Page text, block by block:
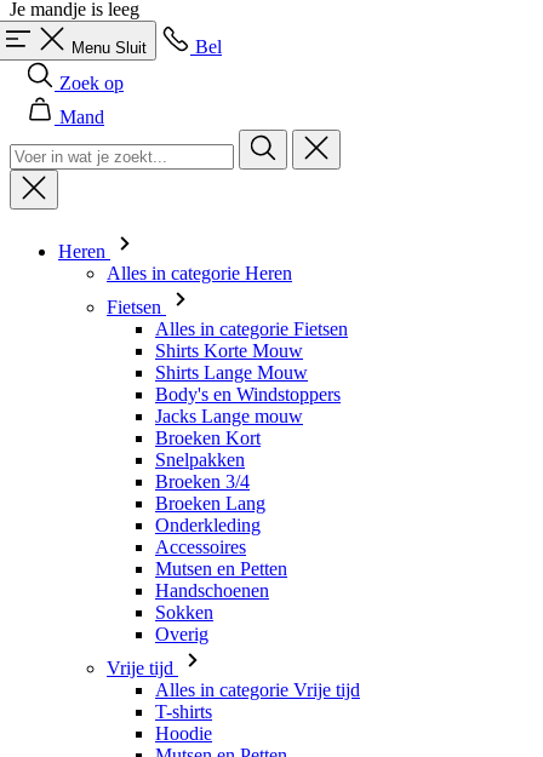
Mand
Heren
Alles in categorie Heren
Shirts Lange Mouw
Body's en Windstoppers
Jacks Lange mouw
Broeken Kort
Snelpakken
Broeken 3/4
Broeken Lang
Onderkleding
Accessoires
Mutsen en Petten
Handschoenen
Sokken
Overig
Vrije tijd
Alles in categorie Vrije tijd
T-shirts
Hoodie
Mutsen en Petten
Triathlon
Alles in categorie Triathlon
Singlet
Snelpakken